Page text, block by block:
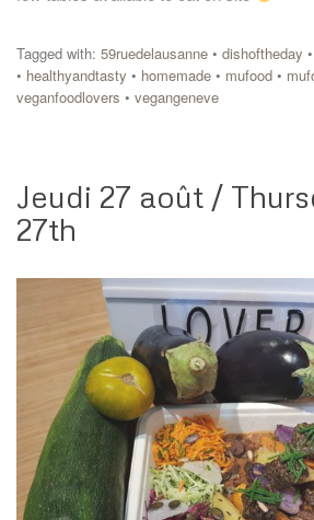
Tagged with: 59ruedelausanne • dishoftheday •
• healthyandtasty • homemade • mufood •
veganfoodlovers • vegangeneve
Jeudi 27 août /
27th